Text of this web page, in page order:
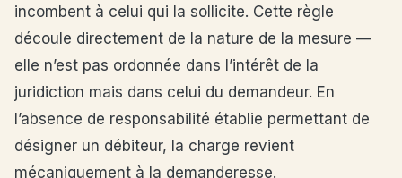
incombent à celui qui la sollicite. Cette règle
découle directement de la nature de la mesure —
elle n’est pas ordonnée dans l’intérêt de la
juridiction mais dans celui du demandeur. En
l’absence de responsabilité établie permettant de
désigner un débiteur, la charge revient
mécaniquement à la demanderesse.